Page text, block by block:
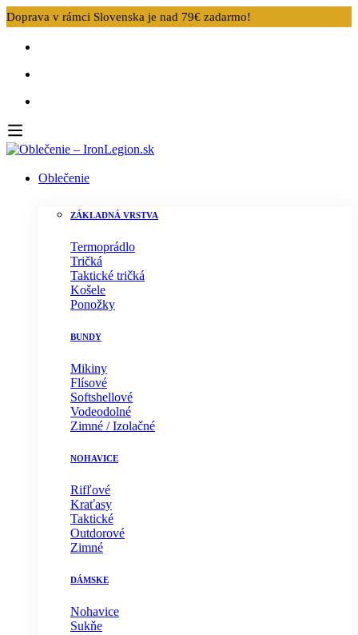
Doprava v rámci Slovenska je nad 79€ zadarmo!
Oblečenie
ZÁKLADNÁ VRSTVA
Termoprádlo
Tričká
Taktické tričká
Košele
Ponožky
BUNDY
Mikiny
Flísové
Softshellové
Vodeodolné
Zimné / Izolačné
NOHAVICE
Rifľové
Kraťasy
Taktické
Outdorové
Zimné
DÁMSKE
Nohavice
Sukňe